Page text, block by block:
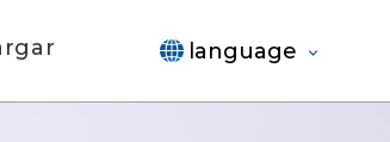
language